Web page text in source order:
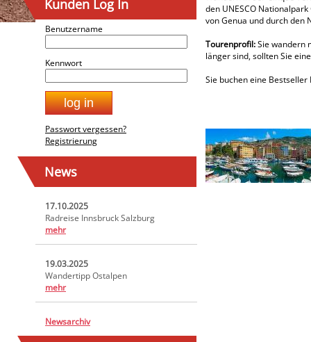
Kunden Log In
Benutzername
Kennwort
Passwort vergessen?
Registrierung
News
17.10.2025
Radreise Innsbruck Salzburg
mehr
19.03.2025
Wandertipp Ostalpen
mehr
Newsarchiv
den UNESCO
von Genua und durch den
Tourenprofil:Sie wandern
länger sind, sollten Sie
Sie buchen eine